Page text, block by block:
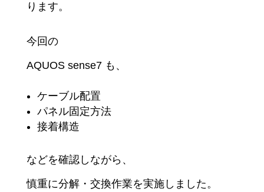
ります。
今回の
AQUOS sense7 も、
ケーブル配置
パネル固定方法
接着構造
などを確認しながら、
慎重に分解・交換作業を実施しました。